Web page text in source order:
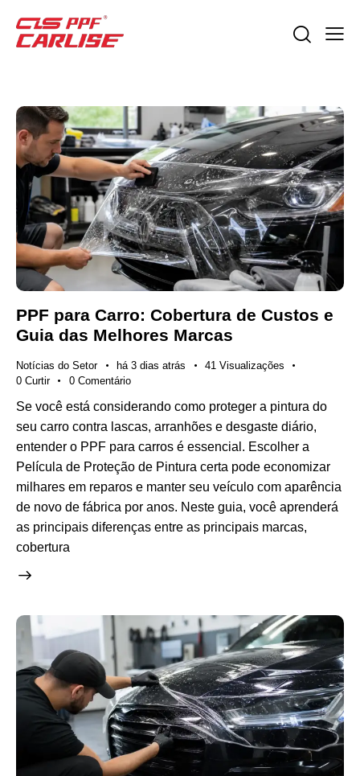
PPF para Carro: Cobertura de Custos e
Guia das Melhores Marcas
Notícias do Setor há 3 dias atrás 41 Visualizações
0 Curtir 0 Comentário
Se você está considerando como proteger a pintura do
seu carro contra lascas, arranhões e desgaste diário,
entender o PPF para carros é essencial. Escolher a
Película de Proteção de Pintura certa pode economizar
milhares em reparos e manter seu veículo com aparência
de novo de fábrica por anos. Neste guia, você aprenderá
as principais diferenças entre as principais marcas,
cobertura